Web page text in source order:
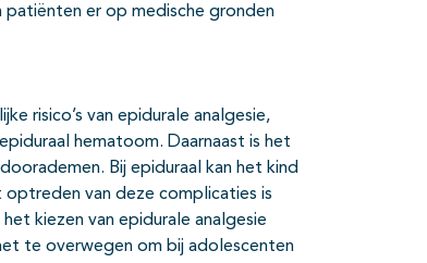
er op medische gronden
risico’s van epidurale analgesie,
hematoom. Daarnaast is het
Bij epiduraal kan het kind
van deze complicaties is
kiezen van epidurale analgesie
te overwegen om bij adolescenten